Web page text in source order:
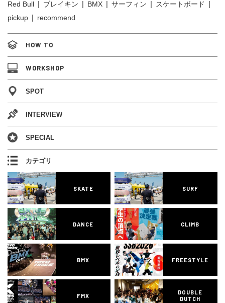
Red Bull
ブレイキン BMX サーフィン
スケートボード
pickup
recommend
HOW TO
WORKSHOP
SPOT
INTERVIEW
SPECIAL
カテゴリ
SKATE SURF
DANCE CLIMB
BMX FREESTYLE
FMX
DOUBLE
DUTCH